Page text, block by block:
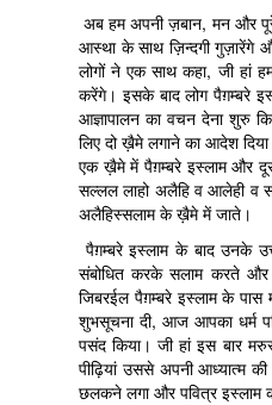
अब हम अपनी ज़बान, मन और
आस्था के साथ ज़िन्दगी गुज़ारेंगे
लोगों ने एक साथ कहा, जी
करेंगे। इसके बाद लोग पैग़म्बरे
आज्ञापालन का वचन देना शुरु
लिए दो ख़ैमे लगाने का आदेश
एक ख़ैमे में पैग़म्बरे इस्लाम और
सल्लल लाहो अलैहि व आलेही व
अलैहिस्सलाम के ख़ैमे में जाते।
पैग़म्बरे इस्लाम के बाद उनके
संबोधित करके सलाम करते और
जिबरईल पैग़म्बरे इस्लाम के
शुभसूचना दी, आज आपका धर्म
पसंद किया। जी हां इस बार
पीढ़ियां उससे अपनी आध्यात्म
छलकने लगा और पवित्र इस्लाम